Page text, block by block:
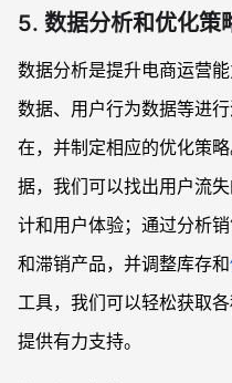
5. 数据分析和优化策
数据分析是提升电商运营
数据、用户行为数据等进
在，并制定相应的优化策
据，我们可以找出用户流
计和用户体验；通过分析
和滞销产品，并调整库存和
工具，我们可以轻松获取
提供有力支持。